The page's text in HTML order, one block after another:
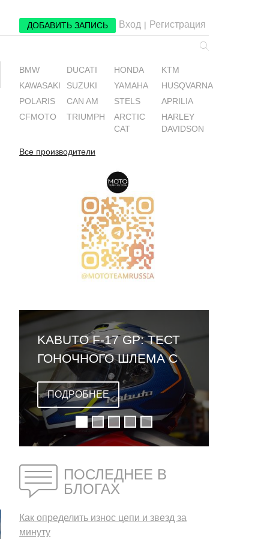
ДОБАВИТЬ ЗАПИСЬ Вход | Регистрация
BMW DUCATI HONDA
KTM
KAWASAKI
SUZUKI YAMAHA
HUSQVARNA
POLARIS
CAN AM STELS
APRILIA
CFMOTO
TRIUMPH
ARCTIC
CAT
HARLEY
DAVIDSON
Все производители
KABUTO F-17 GP: ТЕСТ
ГОНОЧНОГО ШЛЕМА С
ОМОЛОГАЦИЕЙ FIM
ПОДРОБНЕЕ
ПОСЛЕДНЕЕ В
БЛОГАХ
Как определить износ цепи и звезд за
минуту